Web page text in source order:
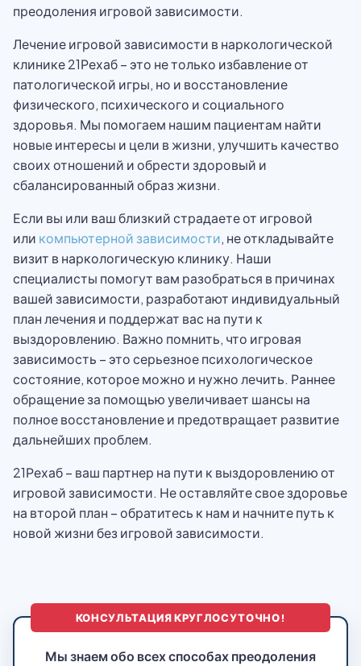
преодоления игровой зависимости.
Лечение игровой зависимости в наркологической
клинике 21Рехаб – это не только избавление от
патологической игры, но и восстановление
физического, психического и социального
здоровья. Мы помогаем нашим пациентам найти
новые интересы и цели в жизни, улучшить качество
своих отношений и обрести здоровый и
сбалансированный образ жизни.
Если вы или ваш близкий страдаете от игровой
или компьютерной зависимости, не откладывайте
визит в наркологическую клинику. Наши
специалисты помогут вам разобраться в причинах
вашей зависимости, разработают индивидуальный
план лечения и поддержат вас на пути к
выздоровлению. Важно помнить, что игровая
зависимость – это серьезное психологическое
состояние, которое можно и нужно лечить. Раннее
обращение за помощью увеличивает шансы на
полное восстановление и предотвращает развитие
дальнейших проблем.
21Рехаб – ваш партнер на пути к выздоровлению от
игровой зависимости. Не оставляйте свое здоровье
на второй план – обратитесь к нам и начните путь к
новой жизни без игровой зависимости.
КОНСУЛЬТАЦИЯ КРУГЛОСУТОЧНО!
Мы знаем обо всех способах преодоления